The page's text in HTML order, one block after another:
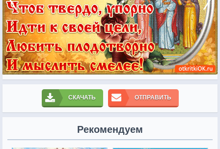
СКАЧАТЬ ОТПРАВИТЬ
Рекомендуем